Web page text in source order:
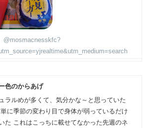
@mosmacnesskfc?
色のからあげ
ラルめが多くて、気分かな～と思っていた
に季節の変わり目で身体が弱っているだけ
た これはこっちに載せてなかった先週のネ